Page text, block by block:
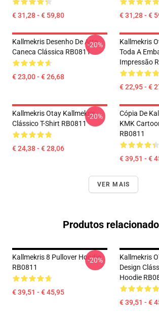
€ 31,28 - € 59,80 € 31,28 - €
Kallmekris Desenho De Arte
Caneca Clássica RB0811
€ 23,00 - € 26,68
-20%
Kallmekris
Toda A
Impressão
€ 22,95 - €
Kallmekris Otay Kallmekris
Clássico T-Shirt RB0811
€ 24,38 - € 28,06
-20%
Cópia De
KMK
RB0811
€ 39,51 - €
VER MAIS
Produtos
Kallmekris 8 Pullover Hoodie
RB0811
€ 39,51 - € 45,95
-20%
Kallmekris
Design
Hoodie
€ 39,51 - €